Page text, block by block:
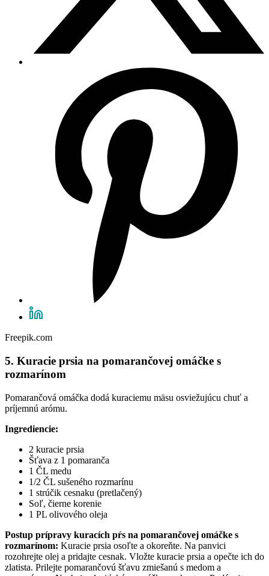
Freepik.com
5. Kuracie prsia na pomarančovej omáčke s
rozmarínom
Pomarančová omáčka dodá kuraciemu mäsu osviežujúcu chuť a
príjemnú arómu.
Ingrediencie:
2 kuracie prsia
Šťava z 1 pomaranča
1 ČL medu
1/2 ČL sušeného rozmarínu
1 strúčik cesnaku (pretlačený)
Soľ, čierne korenie
1 PL olivového oleja
Postup prípravy kuracích pŕs na pomarančovej omáčke s
rozmarínom: Kuracie prsia osoľte a okoreňte. Na panvici
rozohrejte olej a pridajte cesnak. Vložte kuracie prsia a opečte ich do
zlatista. Prilejte pomarančovú šťavu zmiešanú s medom a